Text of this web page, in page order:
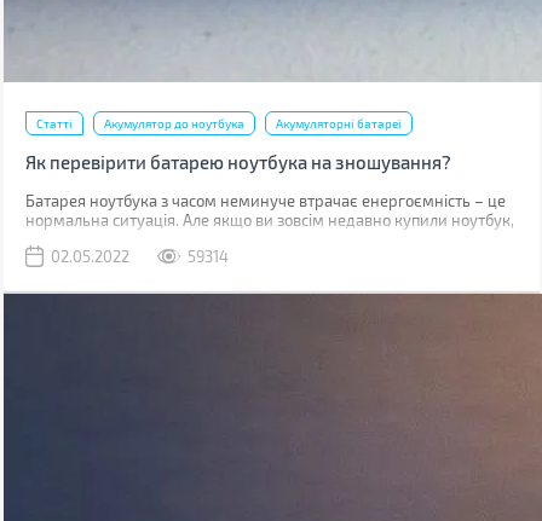
Статті Акумулятор до ноутбука Акумуляторні батареї
Як перевірити батарею ноутбука на зношування?
​​​​​Батарея ноутбука з часом неминуче втрачає енергоємність – це
нормальна ситуація. Але якщо ви зовсім недавно купили ноутбук,
гарантійний термін батареї (зазвичай від 1 до 3 років залежно від
зносилася (більше 20%), то виробник здійснює безкоштовну
02.05.2022 59314